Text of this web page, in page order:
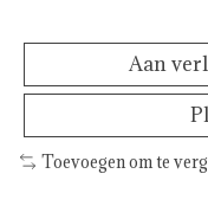
Aan
Toevoegen om te